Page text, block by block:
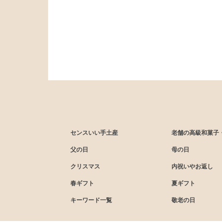
センスいい手土産 老舗の高級和菓子
父の日 母の日
クリスマス 内祝いやお返し
春ギフト 夏ギフト
キーワード一覧 敬老の日